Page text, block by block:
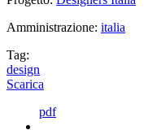
Amministrazione: italia
Tag:
design
Scarica
pdf